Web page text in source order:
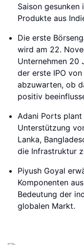
Saison gesunken
Produkte aus
Die erste
wird am 22.
Unternehmen 20
der erste IPO
abzuwarten, ob
positiv
Adani Ports
Unterstützung
Lanka,
die Infrastruktur
Piyush Goyal
Komponenten
Bedeutung der
globalen Markt.